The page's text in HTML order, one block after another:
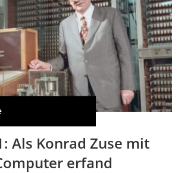
Als Konrad Zuse mit
erfand